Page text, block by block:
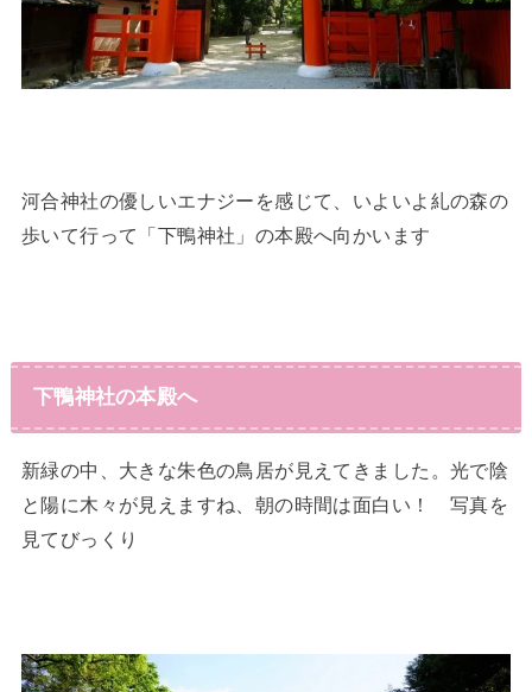
河合神社の優しいエナジーを感じて、いよいよ糺の森の
歩いて行って「下鴨神社」の本殿へ向かいます
下鴨神社の本殿へ
新緑の中、大きな朱色の鳥居が見えてきました。光で陰
と陽に木々が見えますね、朝の時間は面白い！ 写真を
見てびっくり